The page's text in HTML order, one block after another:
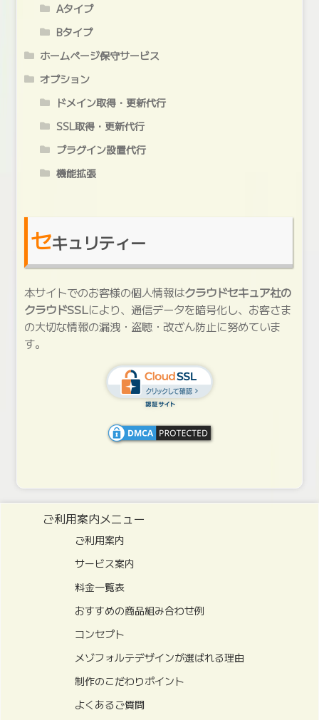
Aタイプ
Bタイプ
ホームページ保守サービス
オプション
ドメイン取得・更新代行
SSL取得・更新代行
プラグイン設置代行
機能拡張
セキュリティー
本サイトでのお客様の個人情報はクラウドセキュア社の
クラウドSSLにより、通信データを暗号化し、お客さま
の大切な情報の漏洩・盗聴・改ざん防止に努めていま
す。
ご利用案内メニュー
ご利用案内
サービス案内
料金一覧表
おすすめの商品組み合わせ例
コンセプト
メゾフォルテデザインが選ばれる理由
制作のこだわりポイント
よくあるご質問